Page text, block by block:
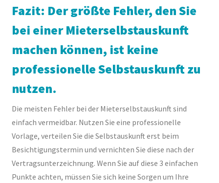
Fazit: Der größte Fehler, den Sie
bei einer Mieterselbstauskunft
machen können, ist keine
professionelle Selbstauskunft zu
nutzen.
Die meisten Fehler bei der Mieterselbstauskunft sind
einfach vermeidbar. Nutzen Sie eine professionelle
Vorlage, verteilen Sie die Selbstauskunft erst beim
Besichtigungstermin und vernichten Sie diese nach der
Vertragsunterzeichnung. Wenn Sie auf diese 3 einfachen
Punkte achten, müssen Sie sich keine Sorgen um Ihre